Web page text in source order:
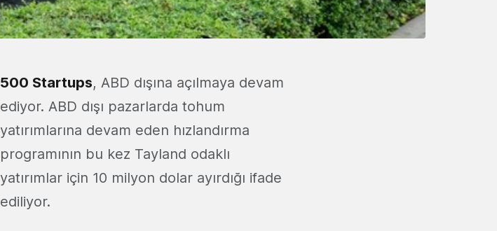
500 Startups, ABD dışına açılmaya devam
ediyor. ABD dışı pazarlarda tohum
yatırımlarına devam eden hızlandırma
programının bu kez Tayland odaklı
yatırımlar için 10 milyon dolar ayırdığı ifade
ediliyor.